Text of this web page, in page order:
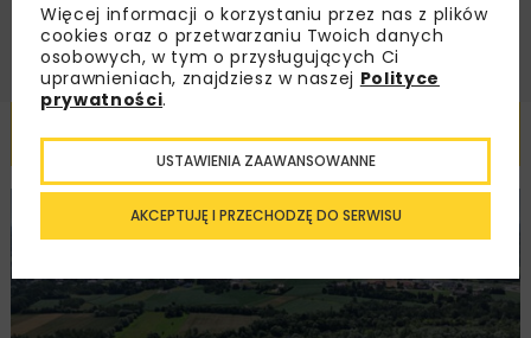
Powiązane artykuły
KOLEJ WIADOMOŚCI
Więcej informacji o korzystaniu przez nas z plików
cookies oraz o przetwarzaniu Twoich danych
osobowych, w tym o przysługujących Ci
uprawnieniach, znajdziesz w naszej Polityce
prywatności.
AKCEPTUJĘ I PRZECHODZĘ DO SERWISU
USTAWIENIA ZAAWANSOWANNE